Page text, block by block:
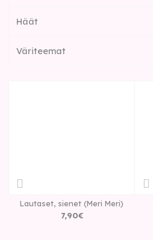
Häät
Väriteemat
Lautaset, sienet (Meri Meri)
7,90€